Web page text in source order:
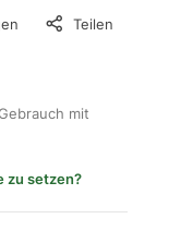
Teilen
mit
zu setzen?